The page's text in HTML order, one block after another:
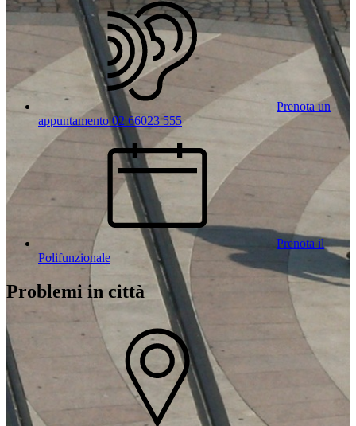
Prenota un
appuntamento 02 66023 555
Prenota il
Polifunzionale
Problemi in città